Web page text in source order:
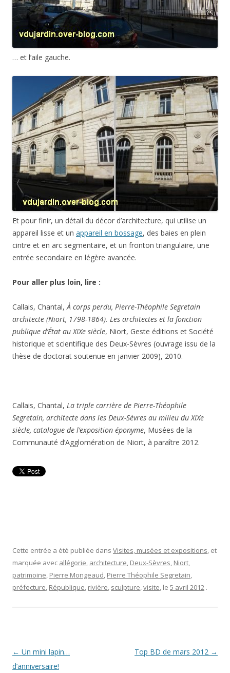
… et l’aile gauche.
Et pour finir, un détail du décor d’architecture, qui utilise un
appareil lisse et un appareil en bossage, des baies en plein
cintre et en arc segmentaire, et un fronton triangulaire, une
entrée secondaire en légère avancée.
Pour aller plus loin, lire :
Callais, Chantal,À corps perdu, Pierre-Théophile Segretain
architecte (Niort, 1798-1864). Les architectes et la fonction
publique d’État au XIXe siècle, Niort, Geste éditions et Société
historique et scientifique des Deux-Sèvres (ouvrage issu de la
thèse de doctorat soutenue en janvier 2009), 2010.
Callais, Chantal, La triple carrière de Pierre-Théophile
Segretain, architecte dans les Deux-Sèvres au milieu du XIXe
siècle, catalogue de l’exposition éponyme, Musées de la
Communauté d’Agglomération de Niort, à paraître 2012.
Cette entrée a été publiée dans Visites, musées et expositions, et
marquée avec allégorie, architecture, Deux-Sèvres, Niort,
patrimoine, Pierre Mongeaud, Pierre Théophile Segretain,
préfecture, République, rivière, sculpture,visite, le 5 avril 2012 .
Navigation
des
← Un mini lapin…
d’anniversaire!
Top BD de mars 2012 →